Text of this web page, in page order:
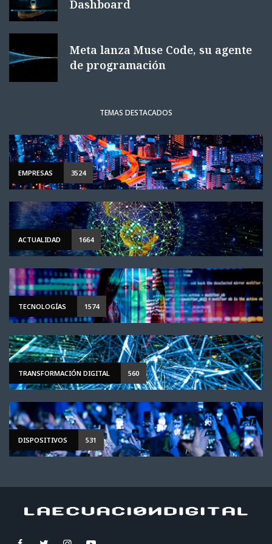
Dashboard
Meta lanza Muse Code, su agente
de programación
TEMAS DESTACADOS
EMPRESAS 3524
ACTUALIDAD 1664
TECNOLOGÍAS 1574
TRANSFORMACIÓN DIGITAL 560
DISPOSITIVOS 531